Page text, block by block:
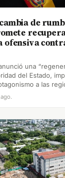
de
ofensiva
una
del Estado,
a las